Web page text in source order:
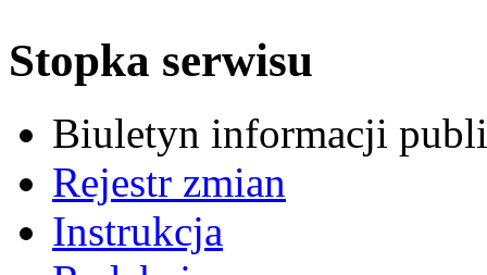
Stopka serwisu
Biuletyn informacji
Rejestr zmian
Instrukcja